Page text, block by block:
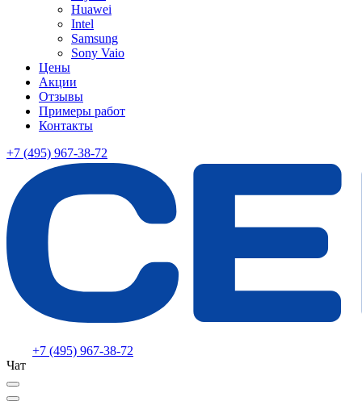
Huawei
Intel
Samsung
Sony Vaio
Цены
Акции
Отзывы
Примеры работ
Контакты
+7 (495) 967-38-72
+7 (495) 967-38-72
Чат